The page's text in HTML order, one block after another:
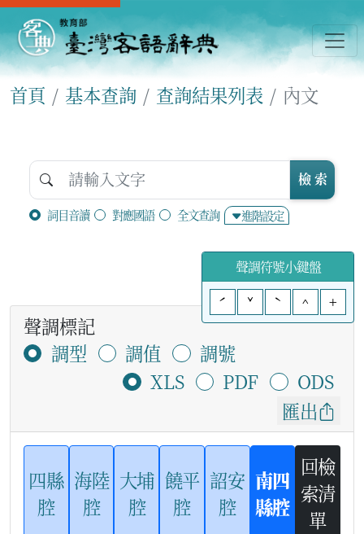
首頁 基本查詢 查詢結果列表 內文
詞目音讀 對應國語 全文查詢 進階設定
檢 索
聲調符號小鍵盤
ˊ
ˇ ˋ ^ +
聲調標記
調型
調值
調號
XLS
PDF
ODS
匯出
四縣
腔
海陸
腔
大埔
腔
饒平
腔
詔安
腔
南四
縣腔
回檢
索清
單